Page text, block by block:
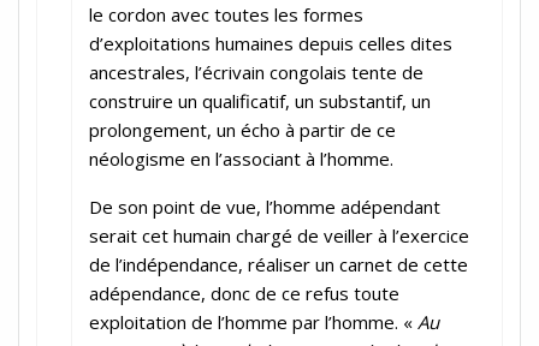
le cordon avec toutes les formes
d’exploitations humaines depuis celles dites
ancestrales, l’écrivain congolais tente de
construire un qualificatif, un substantif, un
prolongement, un écho à partir de ce
néologisme en l’associant à l’homme.
De son point de vue, l’homme adépendant
serait cet humain chargé de veiller à l’exercice
de l’indépendance, réaliser un carnet de cette
adépendance, donc de ce refus toute
exploitation de l’homme par l’homme. « Au